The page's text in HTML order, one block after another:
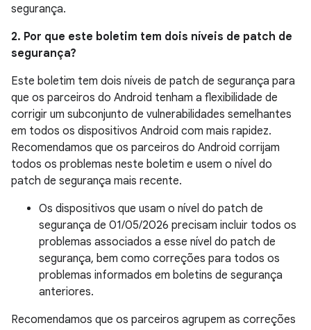
segurança.
2. Por que este boletim tem dois níveis de patch de
segurança?
Este boletim tem dois níveis de patch de segurança para
que os parceiros do Android tenham a flexibilidade de
corrigir um subconjunto de vulnerabilidades semelhantes
em todos os dispositivos Android com mais rapidez.
Recomendamos que os parceiros do Android corrijam
todos os problemas neste boletim e usem o nível do
patch de segurança mais recente.
Os dispositivos que usam o nível do patch de
segurança de 01/05/2026 precisam incluir todos os
problemas associados a esse nível do patch de
segurança, bem como correções para todos os
problemas informados em boletins de segurança
anteriores.
Recomendamos que os parceiros agrupem as correções